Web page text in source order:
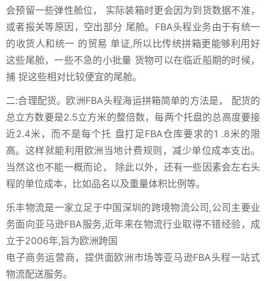
会预留一些弹性舱位， 实际装箱时更会因为到货数据不准，
或者报关等原因，空出部分 尾舱。FBA头程业务由于有统一
的收货人和统一 的贸易 单证,所以比传统拼箱更能够利用好
这些尾舱，一些不急的小批量 货物可以在临近船期的时候，
捕 捉这些相对比较便宜的尾舱。
二:合理配货。欧洲FBA头程海运拼箱简单的方法是， 配货的
总立方数要是2.5立方米的整倍数，每两个托盘的总高度要接
近2.4米，而不是每个托 盘打足FBA仓库要求的1 .8米的限
高。这样就能利用欧洲当地计费规则，减少单位成本支出。
当然这也不能一概而论， 除此以外，还有一些因素会左右头
程的单位成本，比如品名以及重量体积比例等。
乐丰物流是一家立足于中国深圳的跨境物流公司,公司主要业
务面向亚马逊FBA服务,近年来在物流行业取得不错经验，成
立于2006年,旨为欧洲跨国
电子商务运营商，提供面欧洲市场等亚马逊FBA头程一站式
物流配送服务。